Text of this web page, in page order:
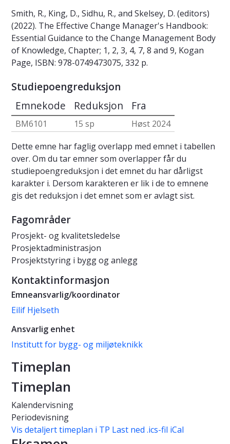
Smith, R., King, D., Sidhu, R., and Skelsey, D. (editors)
(2022). The Effective Change Manager's Handbook:
Essential Guidance to the Change Management Body
of Knowledge, Chapter; 1, 2, 3, 4, 7, 8 and 9, Kogan
Page, ISBN: 978-0749473075, 332 p.
Studiepoengreduksjon
Emnekode Reduksjon Fra
BM6101 15 sp
Høst 2024
Dette emne har faglig overlapp med emnet i tabellen
over. Om du tar emner som overlapper får du
studiepoengreduksjon i det emnet du har dårligst
karakter i. Dersom karakteren er lik i de to emnene
gis det reduksjon i det emnet som er avlagt sist.
Fagområder
Prosjekt- og kvalitetsledelse
Prosjektadministrasjon
Prosjektstyring i bygg og anlegg
Kontaktinformasjon
Emneansvarlig/koordinator
Eilif Hjelseth
Ansvarlig enhet
Institutt for bygg- og miljøteknikk
Timeplan
Timeplan
Kalendervisning
Periodevisning
Vis detaljert timeplan i TP Last ned .ics-fil iCal